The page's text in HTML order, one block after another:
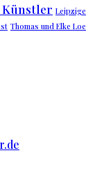
Thomas und Elke